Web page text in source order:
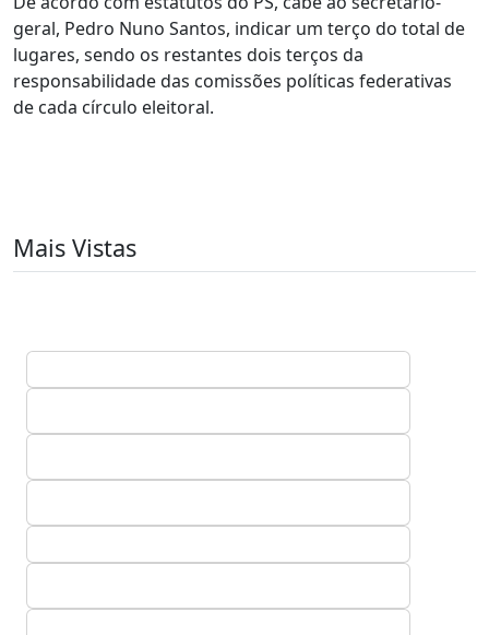
geral, Pedro Nuno Santos, indicar um terço do total de
lugares, sendo os restantes dois terços da
responsabilidade das comissões políticas federativas
de cada círculo eleitoral.
Mais Vistas